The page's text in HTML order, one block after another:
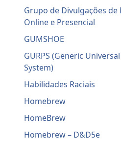
Grupo de Divulgações de
Online e Presencial
GUMSHOE
GURPS (Generic
System)
Habilidades Raciais
Homebrew
HomeBrew
Homebrew – D&D5e